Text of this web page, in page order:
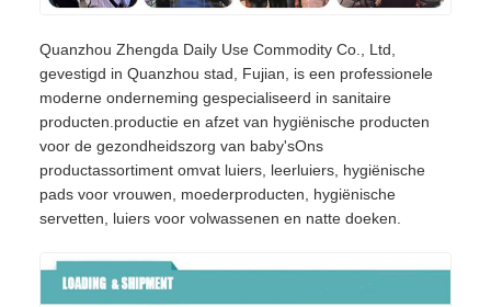
Quanzhou Zhengda Daily Use Commodity Co., Ltd,
gevestigd in Quanzhou stad, Fujian, is een professionele
moderne onderneming gespecialiseerd in sanitaire
producten.productie en afzet van hygiënische producten
voor de gezondheidszorg van baby'sOns
productassortiment omvat luiers, leerluiers, hygiënische
pads voor vrouwen, moederproducten, hygiënische
servetten, luiers voor volwassenen en natte doeken.